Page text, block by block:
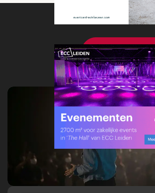
Bekijk meer